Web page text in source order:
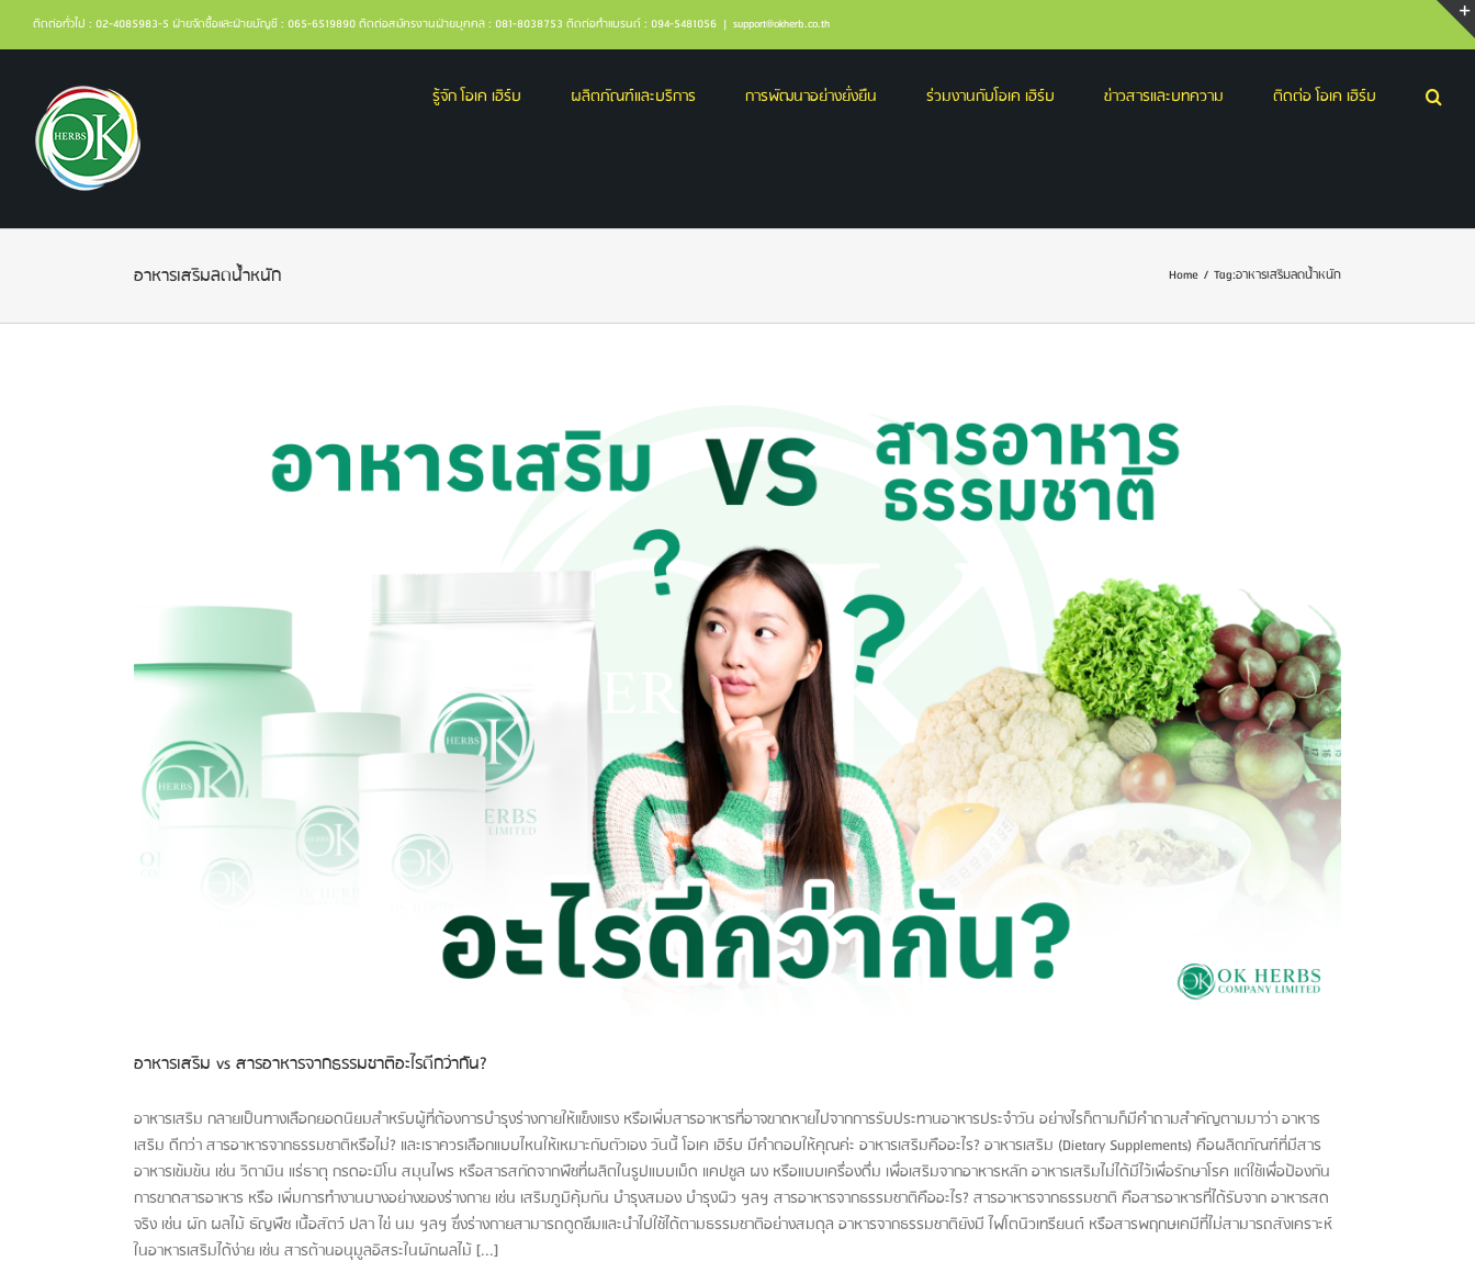
ติดต่อทั่วไป : 02-4085983-5 ฝ่ายจัดซื้อและฝ่ายบัญชี : 065-6519890 ติดต่อสมัครงานฝ่ายบุคคล : 081-8038753 ติดต่อทำแบรนด์ : 094-5481056 | support@okherb.co.th
รู้จัก โอเค เฮิร์บ ผลิตภัณฑ์และบริการ การพัฒนาอย่างยั่งยืน ร่วมงานกับโอเค เฮิร์บ ข่าวสารและบทความ ติดต่อ โอเค เฮิร์บ
อาหารเสริมลดน้ําหนัก Home / Tag:อาหารเสริมลดน้ําหนัก
อาหารเสริม vs สารอาหารจากธรรมชาติอะไรดีกว่ากัน?
อาหารเสริม กลายเป็นทางเลือกยอดนิยมสำหรับผู้ที่ต้องการบำรุงร่างกายให้แข็งแรง หรือเพิ่มสารอาหารที่อาจขาดหายไปจากการรับประทานอาหารประจำวัน อย่างไรก็ตามก็มีคำถามสำคัญตามมาว่า อาหาร
เสริม ดีกว่า สารอาหารจากธรรมชาติหรือไม่? และเราควรเลือกแบบไหนให้เหมาะกับตัวเอง วันนี้ โอเค เฮิร์บ มีคำตอบให้คุณค่ะ อาหารเสริมคืออะไร? อาหารเสริม (Dietary Supplements) คือผลิตภัณฑ์ที่มีสาร
อาหารเข้มข้น เช่น วิตามิน แร่ธาตุ กรดอะมิโน สมุนไพร หรือสารสกัดจากพืชที่ผลิตในรูปแบบเม็ด แคปซูล ผง หรือแบบเครื่องดื่ม เพื่อเสริมจากอาหารหลัก อาหารเสริมไม่ได้มีไว้เพื่อรักษาโรค แต่ใช้เพื่อป้องกัน
การขาดสารอาหาร หรือ เพิ่มการทำงานบางอย่างของร่างกาย เช่น เสริมภูมิคุ้มกัน บำรุงสมอง บำรุงผิว ฯลฯ สารอาหารจากธรรมชาติคืออะไร? สารอาหารจากธรรมชาติ คือสารอาหารที่ได้รับจาก อาหารสด
จริง เช่น ผัก ผลไม้ ธัญพืช เนื้อสัตว์ ปลา ไข่ นม ฯลฯ ซึ่งร่างกายสามารถดูดซึมและนำไปใช้ได้ตามธรรมชาติอย่างสมดุล อาหารจากธรรมชาติยังมี ไฟโตนิวเทรียนต์ หรือสารพฤกษเคมีที่ไม่สามารถสังเคราะห์
ในอาหารเสริมได้ง่าย เช่น สารต้านอนุมูลอิสระในผักผลไม้ [...]